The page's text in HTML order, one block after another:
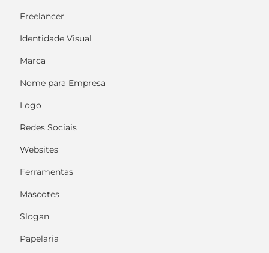
Freelancer
Identidade Visual
Marca
Nome para Empresa
Logo
Redes Sociais
Websites
Ferramentas
Mascotes
Slogan
Papelaria